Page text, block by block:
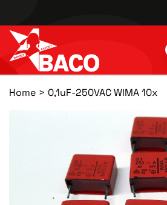
Home 0,1uF-250VAC WIMA 10x